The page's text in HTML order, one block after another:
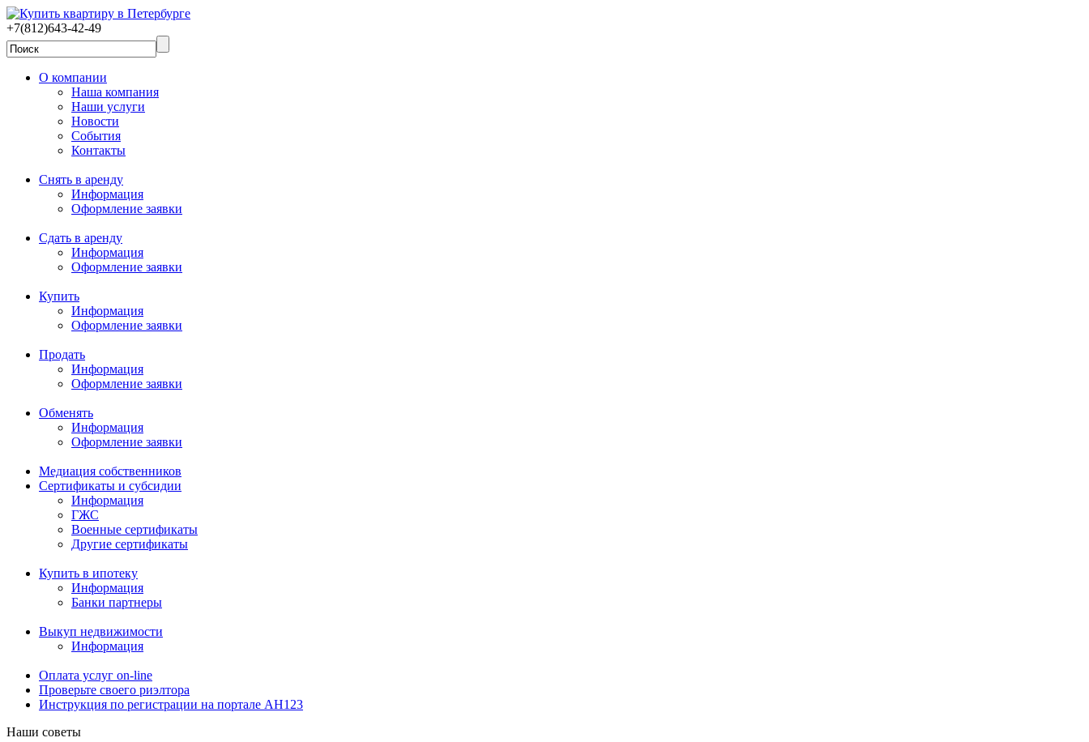
+7(812)643-42-49
О компании
Наша компания
Наши услуги
Новости
События
Контакты
Снять в аренду
Информация
Оформление заявки
Сдать в аренду
Информация
Оформление заявки
Купить
Информация
Оформление заявки
Продать
Информация
Оформление заявки
Обменять
Информация
Оформление заявки
Медиация собственников
Сертификаты и субсидии
Информация
ГЖС
Военные сертификаты
Другие сертификаты
Купить в ипотеку
Информация
Банки партнеры
Выкуп недвижимости
Информация
Оплата услуг on-line
Проверьте своего риэлтора
Инструкция по регистрации на портале АН123
Наши советы